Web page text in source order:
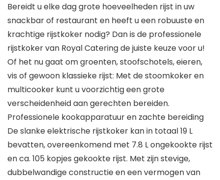
Bereidt u elke dag grote hoeveelheden rijst in uw
snackbar of restaurant en heeft u een robuuste en
krachtige rijstkoker nodig? Dan is de professionele
rijstkoker van Royal Catering de juiste keuze voor u!
Of het nu gaat om groenten, stoofschotels, eieren,
vis of gewoon klassieke rijst: Met de stoomkoker en
multicooker kunt u voorzichtig een grote
verscheidenheid aan gerechten bereiden.
Professionele kookapparatuur en zachte bereiding
De slanke elektrische rijstkoker kan in totaal 19 L
bevatten, overeenkomend met 7.8 L ongekookte rijst
en ca. 105 kopjes gekookte rijst. Met zijn stevige,
dubbelwandige constructie en een vermogen van